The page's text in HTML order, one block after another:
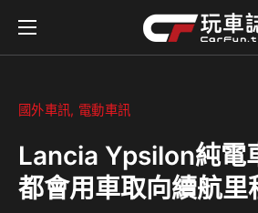
國外車訊 電動車訊
Lancia Ypsilon純
都會用車取向續航